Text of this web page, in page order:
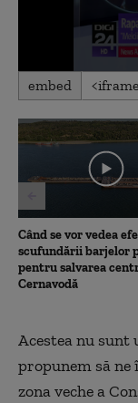
0
seconds
2
minutes,
embed
Când se vor vedea
scufundării barjelor
pentru salvarea
Cernavodă
Acestea nu sunt
propunem să
zona veche a